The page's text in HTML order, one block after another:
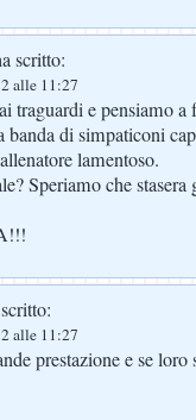
scritto:
alle 11:27
traguardi e pensiamo
banda di simpaticoni
lamentoso.
Speriamo che
alle 11:27
prestazione e se